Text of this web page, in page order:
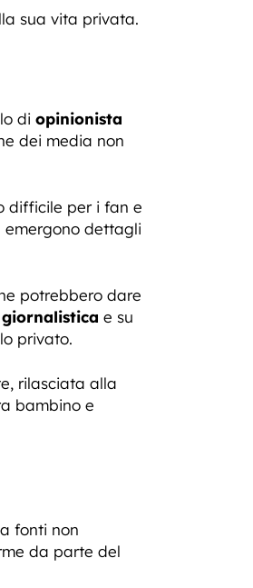
sua vita privata.
di opinionista
dei media non
difficile per i fan e
emergono dettagli
potrebbero dare
e su
privato.
rilasciata alla
bambino e
fonti non
da parte del